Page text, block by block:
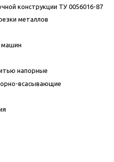
конструкции ТУ 0056016-87
металлов
машин
напорные
всасывающие